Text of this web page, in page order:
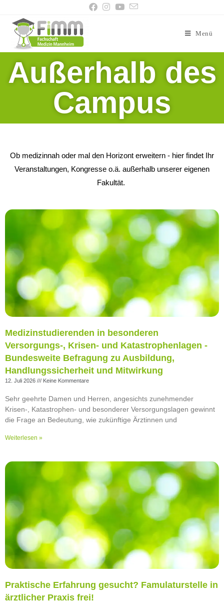
Menü
Außerhalb des
Campus
Ob medizinnah oder mal den Horizont erweitern - hier findet Ihr
Veranstaltungen, Kongresse o.ä. außerhalb unserer eigenen
Fakultät.
Medizinstudierenden in besonderen
Versorgungs-, Krisen- und Katastrophenlagen -
Bundesweite Befragung zu Ausbildung,
Handlungssicherheit und Mitwirkung
12. Juli 2026 Keine Kommentare
Sehr geehrte Damen und Herren, angesichts zunehmender
Krisen-, Katastrophen- und besonderer Versorgungslagen gewinnt
die Frage an Bedeutung, wie zukünftige Ärztinnen und
Weiterlesen »
Praktische Erfahrung gesucht? Famulaturstelle in
ärztlicher Praxis frei!